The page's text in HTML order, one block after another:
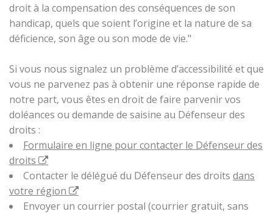
droit à la compensation des conséquences de son
handicap, quels que soient l’origine et la nature de sa
déficience, son âge ou son mode de vie."
Si vous nous signalez un problème d’accessibilité et que
vous ne parvenez pas à obtenir une réponse rapide de
notre part, vous êtes en droit de faire parvenir vos
doléances ou demande de saisine au Défenseur des
droits :
Formulaire en ligne pour contacter le Défenseur des
droits
Contacter le délégué du Défenseur des droits dans
votre région
Envoyer un courrier postal (courrier gratuit, sans